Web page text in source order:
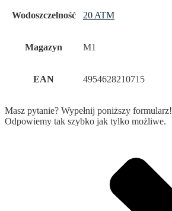
Wodoszczelność 20 ATM
Magazyn M1
EAN 4954628210715
Masz pytanie? Wypełnij poniższy formularz!
Odpowiemy tak szybko jak tylko możliwe.